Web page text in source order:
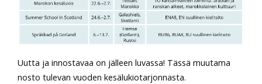
Uutta ja innostavaa on jälleen luvassa! Tässä muutama
nosto tulevan vuoden kesälukiotarjonnasta.